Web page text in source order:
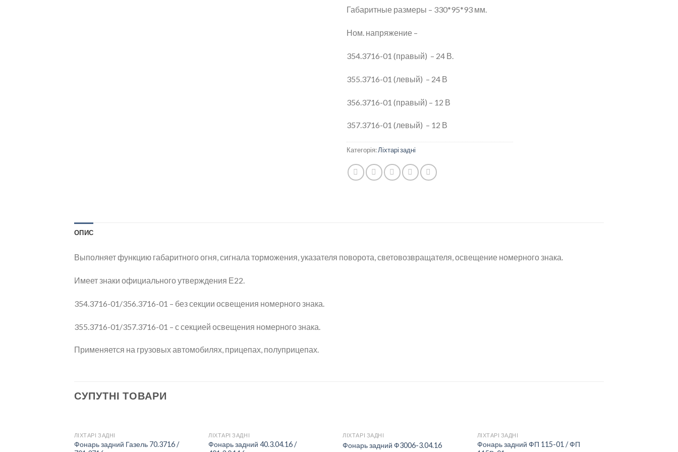
Габаритные размеры – 330*95*93 мм.
Ном. напряжение –
354.3716-01 (правый) – 24 В.
355.3716-01 (левый) – 24 В
356.3716-01 (правый) – 12 В
357.3716-01 (левый) – 12 В
Категорія:Ліхтарі задні
ОПИС
Выполняет функцию габаритного огня, сигнала торможения, указателя поворота, световозвращателя, освещение номерного знака.
Имеет знаки официального утверждения Е22.
354.3716-01/356.3716-01 – без секции освещения номерного знака.
355.3716-01/357.3716-01 – с секцией освещения номерного знака.
Применяется на грузовых автомобилях, прицепах, полуприцепах.
СУПУТНІ ТОВАРИ
ЛІХТАРІ ЗАДНІ
Фонарь задний Газель 70.3716 /
ЛІХТАРІ ЗАДНІ
Фонарь задний 40.3.04.16 /
ЛІХТАРІ ЗАДНІ
Фонарь задний Ф3006-3.04.16
ЛІХТАРІ ЗАДНІ
Фонарь задний ФП 115-01 / ФП